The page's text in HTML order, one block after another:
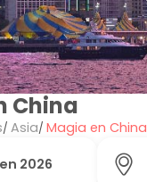
China
Asia Magia en China
2026